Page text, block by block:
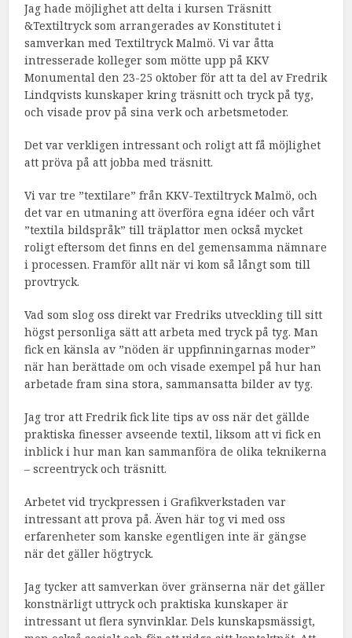
Jag hade möjlighet att delta i kursen Träsnitt
&Textiltryck som arrangerades av Konstitutet i
samverkan med Textiltryck Malmö. Vi var åtta
intresserade kolleger som mötte upp på KKV
Monumental den 23-25 oktober för att ta del av Fredrik
Lindqvists kunskaper kring träsnitt och tryck på tyg,
och visade prov på sina verk och arbetsmetoder.
Det var verkligen intressant och roligt att få möjlighet
att pröva på att jobba med träsnitt.
Vi var tre ”textilare” från KKV-Textiltryck Malmö, och
det var en utmaning att överföra egna idéer och vårt
”textila bildspråk” till träplattor men också mycket
roligt eftersom det finns en del gemensamma nämnare
i processen. Framför allt när vi kom så långt som till
provtryck.
Vad som slog oss direkt var Fredriks utveckling till sitt
högst personliga sätt att arbeta med tryck på tyg. Man
fick en känsla av ”nöden är uppfinningarnas moder”
när han berättade om och visade exempel på hur han
arbetade fram sina stora, sammansatta bilder av tyg.
Jag tror att Fredrik fick lite tips av oss när det gällde
praktiska finesser avseende textil, liksom att vi fick en
inblick i hur man kan sammanföra de olika teknikerna
– screentryck och träsnitt.
Arbetet vid tryckpressen i Grafikverkstaden var
intressant att prova på. Även här tog vi med oss
erfarenheter som kanske egentligen inte är gängse
när det gäller högtryck.
Jag tycker att samverkan över gränserna när det gäller
konstnärligt uttryck och praktiska kunskaper är
intressant ut flera synvinklar. Dels kunskapsmässigt,